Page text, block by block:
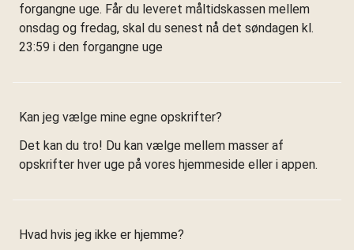
forgangne uge. Får du leveret måltidskassen mellem
onsdag og fredag, skal du senest nå det søndagen kl.
23:59 i den forgangne uge
Kan jeg vælge mine egne opskrifter?
Det kan du tro! Du kan vælge mellem masser af
opskrifter hver uge på vores hjemmeside eller i appen.
Hvad hvis jeg ikke er hjemme?